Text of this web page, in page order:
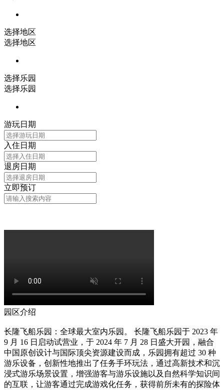
选择地区
选择地区
选择乐园
选择乐园
游玩日期
入住日期
退房日期
立即预订
园区介绍
长隆飞船乐园：全球最大室内乐园。 长隆飞船乐园于 2023 年
9 月 16 日启动试营业，于 2024 年 7 月 28 日盛大开园，融合
中国原创设计与国际顶尖资源建设而成，乐园拥有超过 30 种
游乐设备，创新性地推出了任务手环玩法，通过高新技术和沉
浸式游乐场景设置，增强游客与游乐设施以及自然科学知识间
的互联，让游客通过完成游戏化任务，获得前所未有的探险体